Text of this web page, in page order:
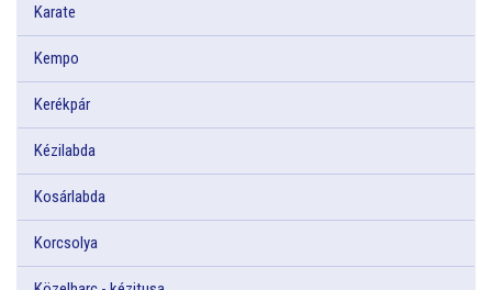
Karate
Kempo
Kerékpár
Kézilabda
Kosárlabda
Korcsolya